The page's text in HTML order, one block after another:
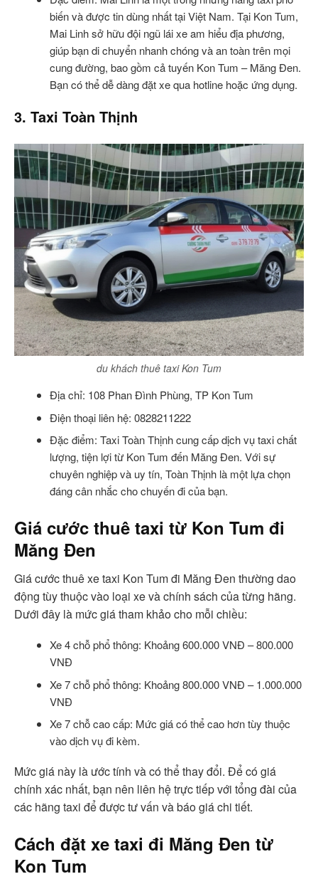
biến và được tin dùng nhất tại Việt Nam. Tại Kon Tum,
Mai Linh sở hữu đội ngũ lái xe am hiểu địa phương,
giúp bạn di chuyển nhanh chóng và an toàn trên mọi
cung đường, bao gồm cả tuyến Kon Tum – Măng Đen.
Bạn có thể dễ dàng đặt xe qua hotline hoặc ứng dụng.
3. Taxi Toàn Thịnh
du khách thuê taxi Kon Tum
Địa chỉ: 108 Phan Đình Phùng, TP Kon Tum
Điện thoại liên hệ: 0828211222
Đặc điểm: Taxi Toàn Thịnh cung cấp dịch vụ taxi chất
lượng, tiện lợi từ Kon Tum đến Măng Đen. Với sự
chuyên nghiệp và uy tín, Toàn Thịnh là một lựa chọn
đáng cân nhắc cho chuyến đi của bạn.
Giá cước thuê taxi từ Kon Tum đi
Măng Đen
Giá cước thuê xe taxi Kon Tum đi Măng Đen thường dao
động tùy thuộc vào loại xe và chính sách của từng hãng.
Dưới đây là mức giá tham khảo cho mỗi chiều:
Xe 4 chỗ phổ thông: Khoảng 600.000 VNĐ – 800.000
VNĐ
Xe 7 chỗ phổ thông: Khoảng 800.000 VNĐ – 1.000.000
VNĐ
Xe 7 chỗ cao cấp: Mức giá có thể cao hơn tùy thuộc
vào dịch vụ đi kèm.
Mức giá này là ước tính và có thể thay đổi. Để có giá
chính xác nhất, bạn nên liên hệ trực tiếp với tổng đài của
các hãng taxi để được tư vấn và báo giá chi tiết.
Cách đặt xe taxi đi Măng Đen từ
Kon Tum